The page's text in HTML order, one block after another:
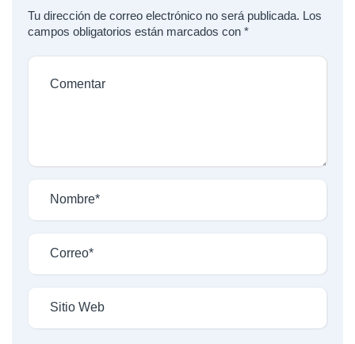
Tu dirección de correo electrónico no será publicada. Los
campos obligatorios están marcados con *